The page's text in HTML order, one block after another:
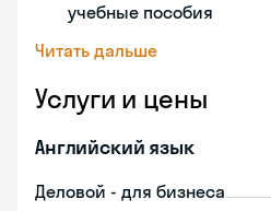
учебные пособия
Читать дальше
Услуги и цены
Английский язык
Деловой - для бизнеса